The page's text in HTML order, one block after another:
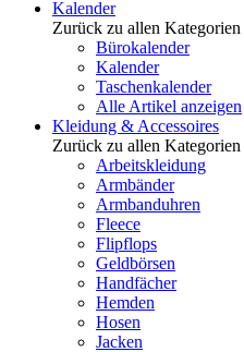
Kalender
Zurück zu allen Kategorien
Bürokalender
Kalender
Taschenkalender
Alle Artikel anzeigen
Kleidung & Accessoires
Zurück zu allen Kategorien
Arbeitskleidung
Armbänder
Armbanduhren
Fleece
Flipflops
Geldbörsen
Handfächer
Hemden
Hosen
Jacken